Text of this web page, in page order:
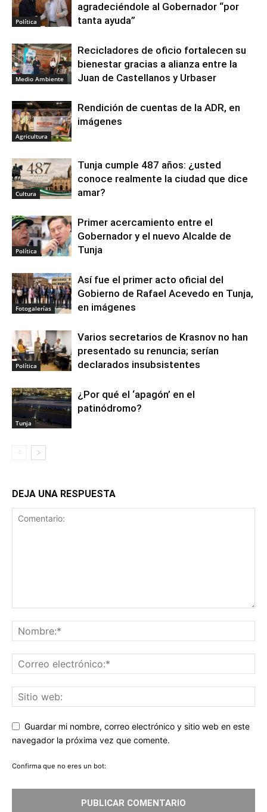
Política
agradeciéndole al Gobernador “por
tanta ayuda”
Medio Ambiente
Recicladores de oficio fortalecen su
bienestar gracias a alianza entre la
Juan de Castellanos y Urbaser
Agricultura
Rendición de cuentas de la ADR, en
imágenes
Cultura
Tunja cumple 487 años: ¿usted
conoce realmente la ciudad que dice
amar?
Política
Primer acercamiento entre el
Gobernador y el nuevo Alcalde de
Tunja
Fotogalerías
Así fue el primer acto oficial del
Gobierno de Rafael Acevedo en Tunja,
en imágenes
Política
Varios secretarios de Krasnov no han
presentado su renuncia; serían
declarados insubsistentes
Tunja
¿Por qué el ‘apagón’ en el
patinódromo?
DEJA UNA RESPUESTA
Guardar mi nombre, correo electrónico y sitio web en este
navegador la próxima vez que comente.
Confirma que no eres un bot: